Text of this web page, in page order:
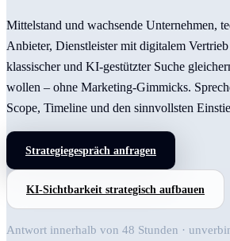
Mittelstand und wachsende Unternehmen,
Anbieter, Dienstleister mit digitalem
klassischer und KI-gestützter Suche
wollen – ohne Marketing-Gimmicks.
Scope, Timeline und den sinnvollsten
Strategiegespräch anfragen
KI-Sichtbarkeit strategisch aufbauen
Antwort innerhalb von 48 Stunden ·